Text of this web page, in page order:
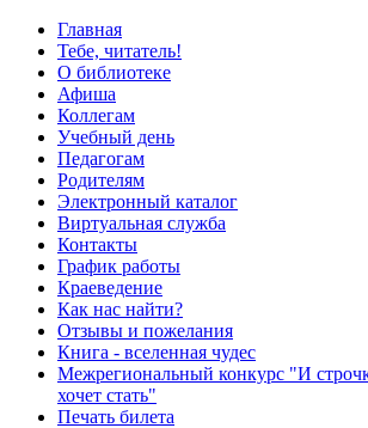
Главная
Тебе, читатель!
О библиотеке
Афиша
Коллегам
Учебный день
Педагогам
Родителям
Электронный каталог
Виртуальная служба
Контакты
График работы
Краеведение
Как нас найти?
Отзывы и пожелания
Книга - вселенная чудес
Межрегиональный конкурс "И
хочет стать"
Печать билета